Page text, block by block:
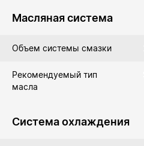
Масляная система
Объем системы смазки
Рекомендуемый тип
масла
Система охлаждения